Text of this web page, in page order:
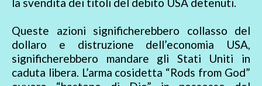
Queste azioni significherebbero collasso del
dollaro e distruzione dell’economia USA,
significherebbero mandare gli Stati Uniti in
caduta libera. L’arma cosidetta “Rods from God”